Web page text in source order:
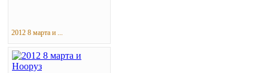
2012 8 марта и ...